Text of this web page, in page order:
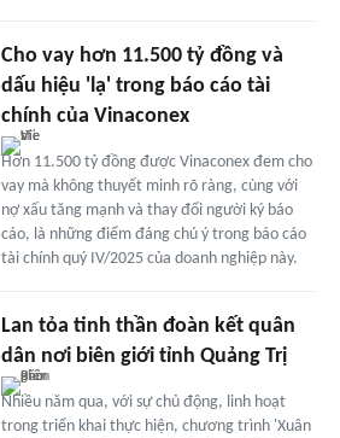
Cho vay hơn 11.500 tỷ đồng và
dấu hiệu 'lạ' trong báo cáo tài
chính của Vinaconex
Hơn 11.500 tỷ đồng được Vinaconex đem cho
vay mà không thuyết minh rõ ràng, cùng với
nợ xấu tăng mạnh và thay đổi người ký báo
cáo, là những điểm đáng chú ý trong báo cáo
tài chính quý IV/2025 của doanh nghiệp này.
Lan tỏa tinh thần đoàn kết quân
dân nơi biên giới tỉnh Quảng Trị
Nhiều năm qua, với sự chủ động, linh hoạt
trong triển khai thực hiện, chương trình 'Xuân